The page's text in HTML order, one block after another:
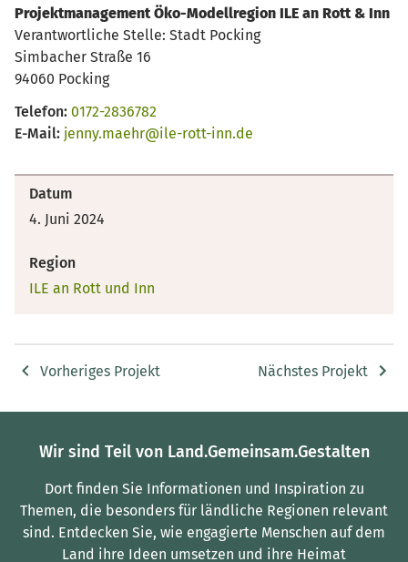
Projektmanagement Öko-Modellregion ILE an Rott & Inn
Verantwortliche Stelle: Stadt Pocking
Simbacher Straße 16
94060 Pocking
Telefon: 0172-2836782
E-Mail: jenny.maehr@ile-rott-inn.de
Datum
4. Juni 2024
Region
ILE an Rott und Inn
Vorheriges Projekt Nächstes Projekt
Wir sind Teil von Land.Gemeinsam.Gestalten
Dort finden Sie Informationen und Inspiration zu
Themen, die besonders für ländliche Regionen relevant
sind. Entdecken Sie, wie engagierte Menschen auf dem
Land ihre Ideen umsetzen und ihre Heimat